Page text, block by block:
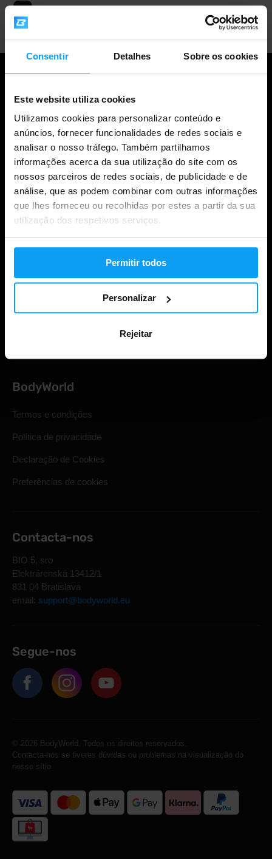
Consentir Detalhes Sobre os cookies
Este website utiliza cookies
Utilizamos cookies para personalizar conteúdo e
anúncios, fornecer funcionalidades de redes sociais e
analisar o nosso tráfego. Também partilhamos
informações acerca da sua utilização do site com os
nossos parceiros de redes sociais, de publicidade e de
análise, que as podem combinar com outras informações
que lhes forneceu ou recolhidas por estes a partir da sua
utilização dos respetivos serviços.
Permitir todos
Personalizar
Rejeitar
Compras
Acompanha a tua encomenda
Iniciar sessão na conta
Envio e entrega
BodyWorld
Termos e condições
Política de privacidade
Declaração de Cookies
Preferências de cookies
Contacta-nos
BIO 5, sro
Elektrárenská 13412/1
831 04 Bratislava
email: support@bodyworld.eu
Segue-nos
© 2026 BodyWorld. Todos os direitos reservados.
Contacta-nos se tiveres dúvidas ou problemas na visualização do
nosso sítio